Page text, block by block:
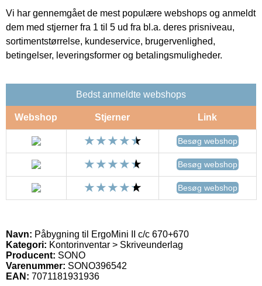
Vi har gennemgået de mest populære webshops og anmeldt
dem med stjerner fra 1 til 5 ud fra bl.a. deres prisniveau,
sortimentstørrelse, kundeservice, brugervenlighed,
betingelser, leveringsformer og betalingsmuligheder.
Bedst anmeldte webshops
Webshop Stjerner Link
Besøg webshop
Besøg webshop
Besøg webshop
Navn: Påbygning til ErgoMini II c/c 670+670
Kategori: Kontorinventar > Skriveunderlag
Producent: SONO
Varenummer: SONO396542
EAN: 7071181931936